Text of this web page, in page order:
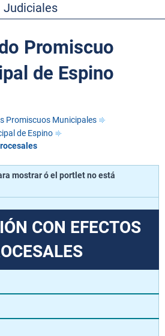
Judiciales
Promiscuo
de Espino
Promiscuos Municipales
de Espino
mostrar ó el portlet no está
CON EFECTOS